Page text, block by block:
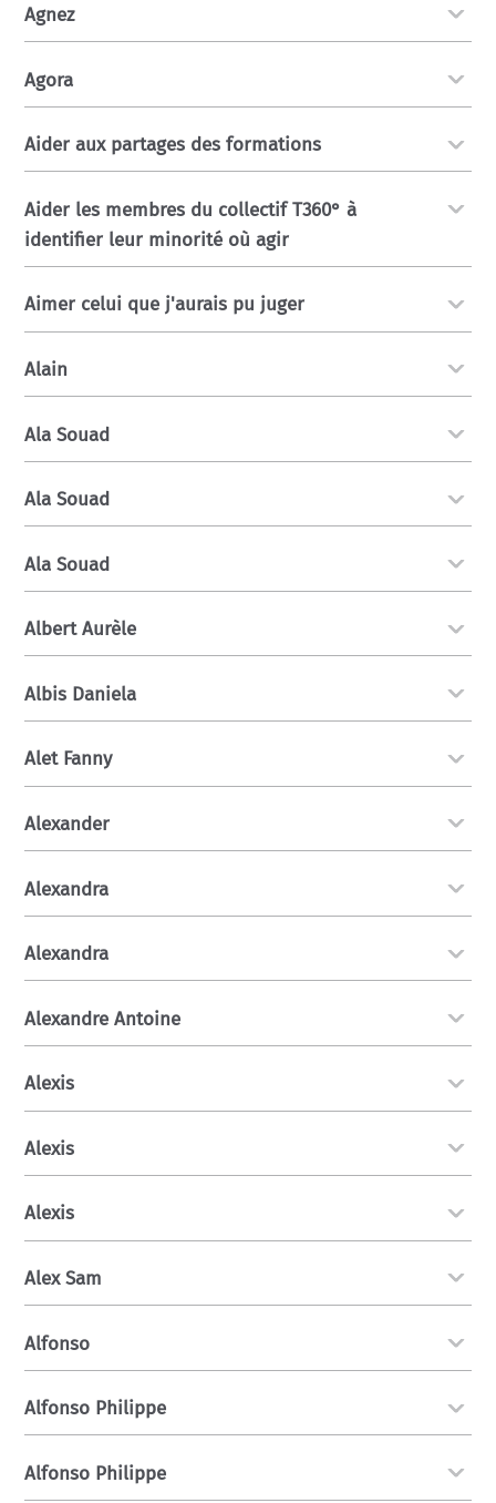
Agnez
Agora
Aider aux partages des formations
Aider les membres du collectif T360° à
identifier leur minorité où agir
Aimer celui que j'aurais pu juger
Alain
Ala Souad
Ala Souad
Ala Souad
Albert Aurèle
Albis Daniela
Alet Fanny
Alexander
Alexandra
Alexandra
Alexandre Antoine
Alexis
Alexis
Alexis
Alex Sam
Alfonso
Alfonso Philippe
Alfonso Philippe